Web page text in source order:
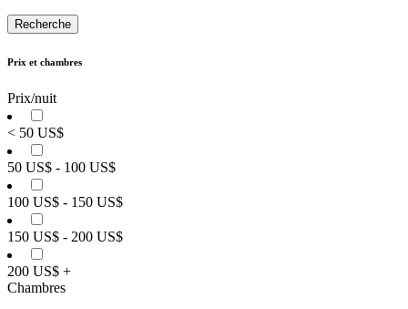
Prix et chambres
Prix/nuit
< 50 US$
50 US$ - 100 US$
100 US$ - 150 US$
150 US$ - 200 US$
200 US$ +
Chambres